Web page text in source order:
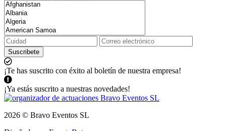
Suscribete
¡Te has suscrito con éxito al boletín de nuestra empresa!
¡Ya estás suscrito a nuestras novedades!
2026 © Bravo Eventos SL